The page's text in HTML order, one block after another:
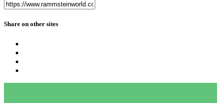
Share on other sites